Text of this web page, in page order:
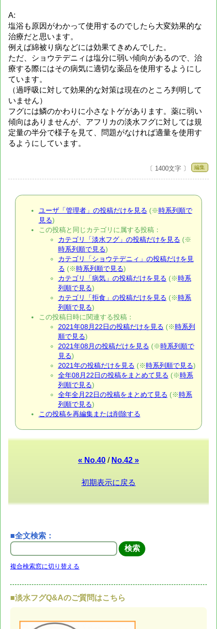
A:
塩浴も原因がわかって使用するのでしたら大変効果的な
治療だと思います。
例えば綿被り病などには効果てきめんでした。
ただ、ショウテデニィは塩分に弱い傾向があるので、治
療する際にはその病気に適切な薬品を使用するようにし
ています。
（過呼吸に対して効果的な対策は現在のところ判明して
いません）
フグには鱗のかわりに小さなトゲがあります。薬に弱い
傾向はありませんが、アフリカの淡水フグに対しては規
定量の半分で様子を見て、問題がなければ適量を使用す
るようにしています。
〔 1400文字 〕 編集
ユーザ「管理者」の投稿だけを見る (※時系列順で
見る)
この投稿と同じカテゴリに属する投稿：
カテゴリ「淡水フグ」の投稿だけを見る (※
時系列順で見る)
カテゴリ「ショウテデニィ」の投稿だけを見
る (※時系列順で見る)
カテゴリ「病気」の投稿だけを見る (※時系
列順で見る)
カテゴリ「拒食」の投稿だけを見る (※時系
列順で見る)
この投稿日時に関連する投稿：
2021年08月22日の投稿だけを見る (※時系列
順で見る)
2021年08月の投稿だけを見る (※時系列順で
見る)
2021年の投稿だけを見る (※時系列順で見る)
全年08月22日の投稿をまとめて見る (※時系
列順で見る)
全年全月22日の投稿をまとめて見る (※時系
列順で見る)
この投稿を再編集または削除する
« No.40 / No.42 »
初期表示に戻る
■全文検索：
複合検索窓に切り替える
■淡水フグQ&Aのご質問はこちら